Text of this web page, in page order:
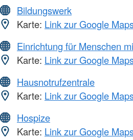
Bildungswerk
Karte: Link zur Google
Einrichtung für Menschen
Karte: Link zur Google
Hausnotrufzentrale
Karte: Link zur Google
Hospize
Karte: Link zur Google